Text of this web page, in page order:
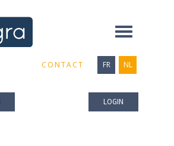
Toggle
CONTACT FR NL
LOGIN